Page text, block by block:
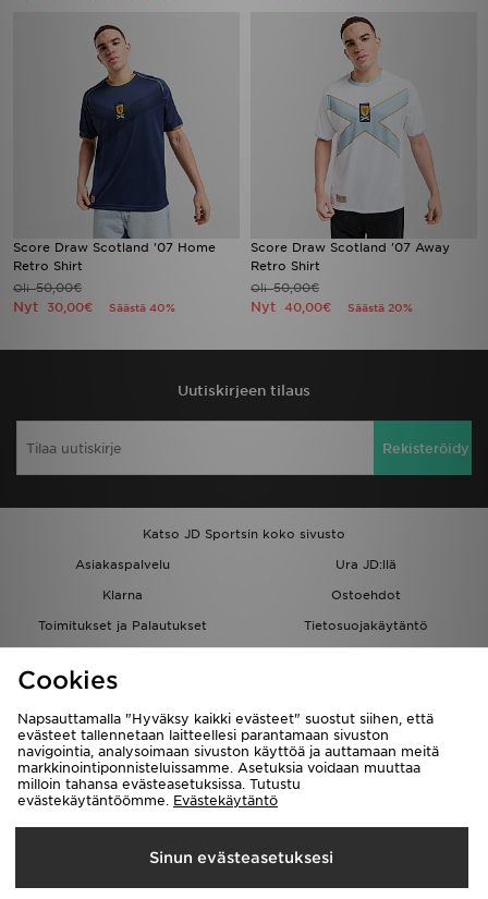
Score Draw Scotland '07 Home
Retro Shirt
Oli50,00€
Nyt 30,00€ Säästä 40%
Score Draw Scotland '07 Away
Retro Shirt
Oli50,00€
Nyt 40,00€ Säästä 20%
Uutiskirjeen tilaus
Rekisteröidy
Katso JD Sportsin koko sivusto
Asiakaspalvelu
Ura JD:llä
Klarna
Ostoehdot
Toimitukset ja Palautukset
Tietosuojakäytäntö
Löydä myymälä
Kumppanuusohjelma
JD Blog
Toimitetaan
Suomi
Cookies
Napsauttamalla "Hyväksy kaikki evästeet" suostut siihen, että
evästeet tallennetaan laitteellesi parantamaan sivuston
navigointia, analysoimaan sivuston käyttöä ja auttamaan meitä
markkinointiponnisteluissamme. Asetuksia voidaan muuttaa
milloin tahansa evästeasetuksissa. Tutustu
evästekäytäntöömme. Evästekäytäntö
Sinun evästeasetuksesi